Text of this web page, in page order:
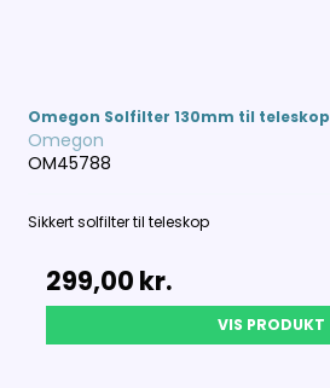
Omegon Solfilter 130mm til teleskop
Omegon
OM45788
Sikkert solfilter til teleskop
299,00 kr.
VIS PRODUKT